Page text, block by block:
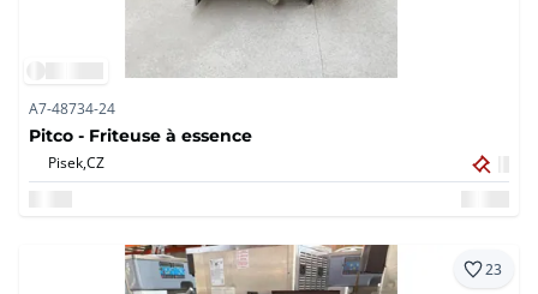
A7-48734-24
Pitco - Friteuse à essence
Pisek,CZ
23